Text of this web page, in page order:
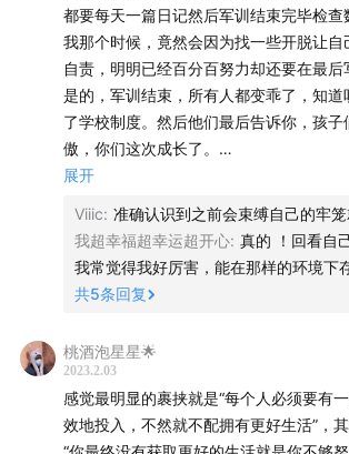
都要每天一篇日记然后军训结束完毕检查
我那个时候，竟然会因为找一些开脱让
自责，明明已经百分百努力却还要在最后
是的，军训结束，所有人都变乖了，知道
了学校制度。然后他们最后告诉你，孩
傲，你们这次成长了。
他们竟美其名曰“成长”，其实就是“驯化”。
学的都是罪恶”。
我已经不知道那些在学校里日复一日的学
是如何成长。是在崩溃中习惯，是在不公
是一点一滴的麻木挣扎。以至于周末回家
更可怕的是，在他们口中，如果不学习
你别无他选。
在那种封闭的地方生活很长一段时间就是
想的囚笼，我不否认我学的了知识，可是
展开
Viiic: 准确认识到之前会束缚自己的牢
我超幸福超幸运超开心: 真的 ！回看自
我常觉得我好厉害，能在那样的环境下
共5条回复
桃酒泡星星🌟
2023.2.03
感觉最明显的裹挟就是“每个人必须要有
效地投入，不然就不配拥有更好生活”，